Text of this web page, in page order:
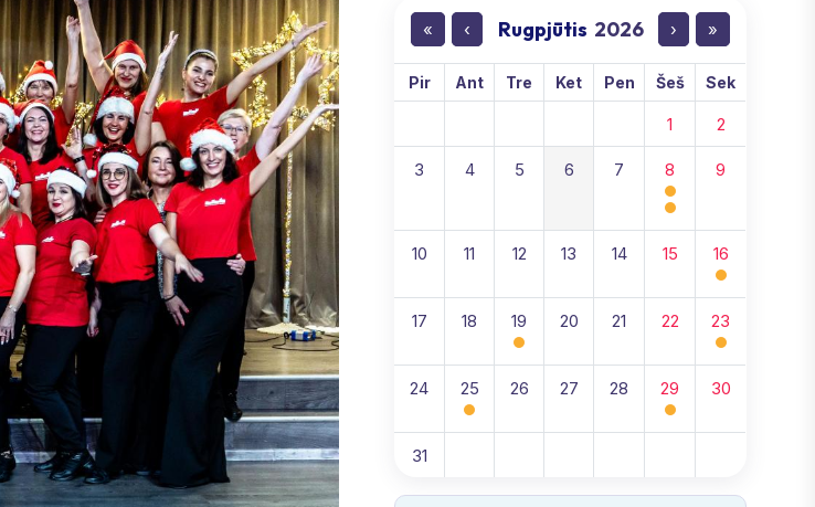
« ‹ Rugpjūtis 2026 › »
Pir Ant Tre Ket Pen Šeš Sek
1 2
3 4 5 6 7 8 9
10 11 12 13 14 15 16
17 18 19 20 21 22 23
24 25 26 27 28 29 30
31